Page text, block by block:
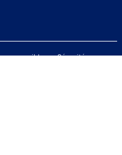
accessibles
Sécurité